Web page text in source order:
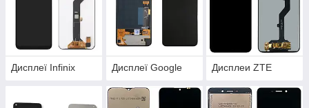
Дисплеї Infinix Дисплеї Google Дисплеи ZTE